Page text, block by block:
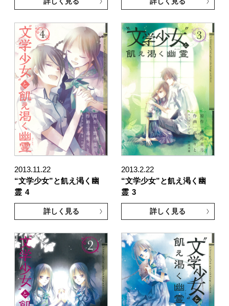
2013.11.22
“文学少女”と飢え渇く幽
霊 4
詳しく見る
2013.2.22
“文学少女”と飢え渇く幽
霊 3
詳しく見る